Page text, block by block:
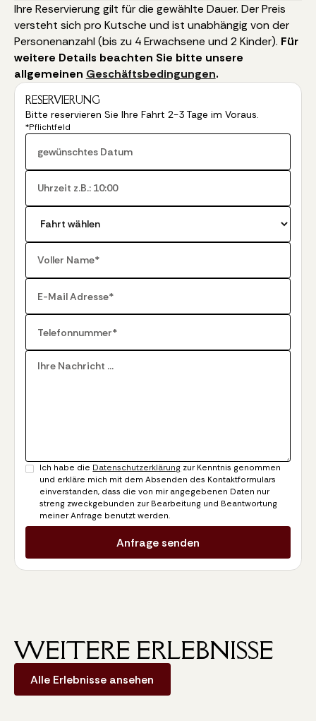
Ihre Reservierung gilt für die gewählte Dauer. Der Preis
versteht sich pro Kutsche und ist unabhängig von der
Personenanzahl (bis zu 4 Erwachsene und 2 Kinder). Für
weitere Details beachten Sie bitte unsere
allgemeinen Geschäftsbedingungen.
RESERVIERUNG
Bitte reservieren Sie Ihre Fahrt 2-3 Tage im Voraus.
*Pflichtfeld
Ich habe die Datenschutzerklärung zur Kenntnis genommen
und erkläre mich mit dem Absenden des Kontaktformulars
einverstanden, dass die von mir angegebenen Daten nur
streng zweckgebunden zur Bearbeitung und Beantwortung
meiner Anfrage benutzt werden.
WEITERE ERLEBNISSE
Alle Erlebnisse ansehen